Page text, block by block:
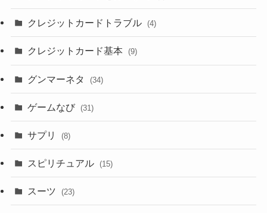
クレジットカードトラブル (4)
クレジットカード基本 (9)
グンマーネタ (34)
ゲームなび (31)
サプリ (8)
スピリチュアル (15)
スーツ (23)